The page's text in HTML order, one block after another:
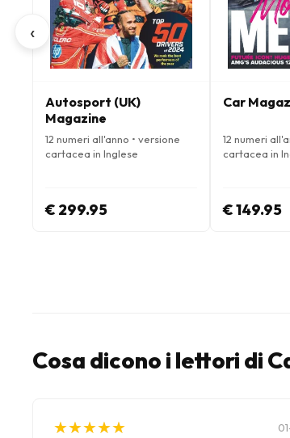
‹
Autosport (UK)
Magazine
12 numeri all'anno • versione
cartacea in Inglese
€ 299.95
Car
12 numeri
cartacea in
€ 149.95
Cosa dicono i lettori di
★
★★
★★
★★
★★
★